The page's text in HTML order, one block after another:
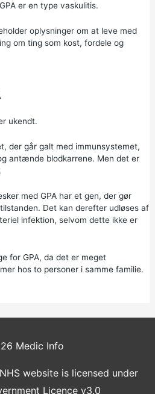
er en type vaskulitis.
oplysninger om at leve med
om ting som kost, fordele og
ukendt.
der går galt med immunsystemet,
antænde blodkarrene. Men det er
med GPA har et gen, der gør
Det kan derefter udløses af
infektion, selvom dette ikke er
for GPA, da det er meget
hos to personer i samme familie.
Medic Info
website is licensed under
Licence v3.0